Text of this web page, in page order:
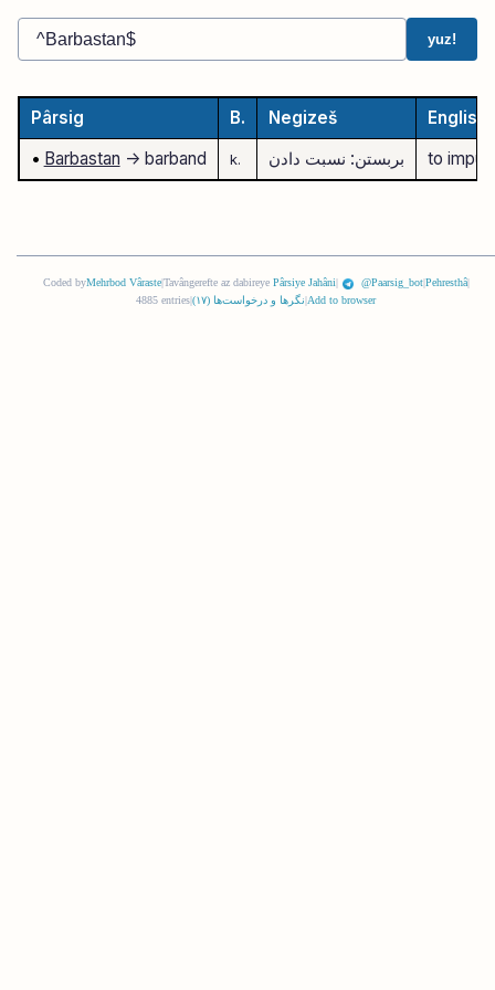
yuz!
Pârsig B. Negizeš
English
• Barbastan -> barband k. بربستن: نسبت دادن to
Coded byMehrbod Vâraste|Tavângerefte az dabireye Pârsiye Jahâni| @Paarsig_bot|Pehresthâ|
4885 entries
نگرها و درخواست‌ها (١٧) Add to browser